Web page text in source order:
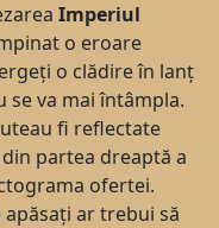
Imperiul
o eroare
o clădire în lanț
se va mai întâmpla.
fi reflectate
partea dreaptă a
ofertei.
ar trebui să